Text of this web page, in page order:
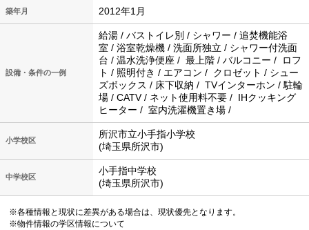
築年月 2012年1月
設備・条件の一例
給湯 / バストイレ別 / シャワー / 追焚機能浴
室 / 浴室乾燥機 / 洗面所独立 / シャワー付洗面
台 / 温水洗浄便座 / 最上階 / バルコニー / ロフ
ト / 照明付き / エアコン / クロゼット / シュー
ズボックス / 床下収納 / TVインターホン / 駐輪
場 / CATV / ネット使用料不要 / IHクッキング
ヒーター / 室内洗濯機置き場 /
小学校区
所沢市立小手指小学校
(埼玉県所沢市)
中学校区
小手指中学校
(埼玉県所沢市)
※各種情報と現状に差異がある場合は、現状優先となります。
※物件情報の学区情報について